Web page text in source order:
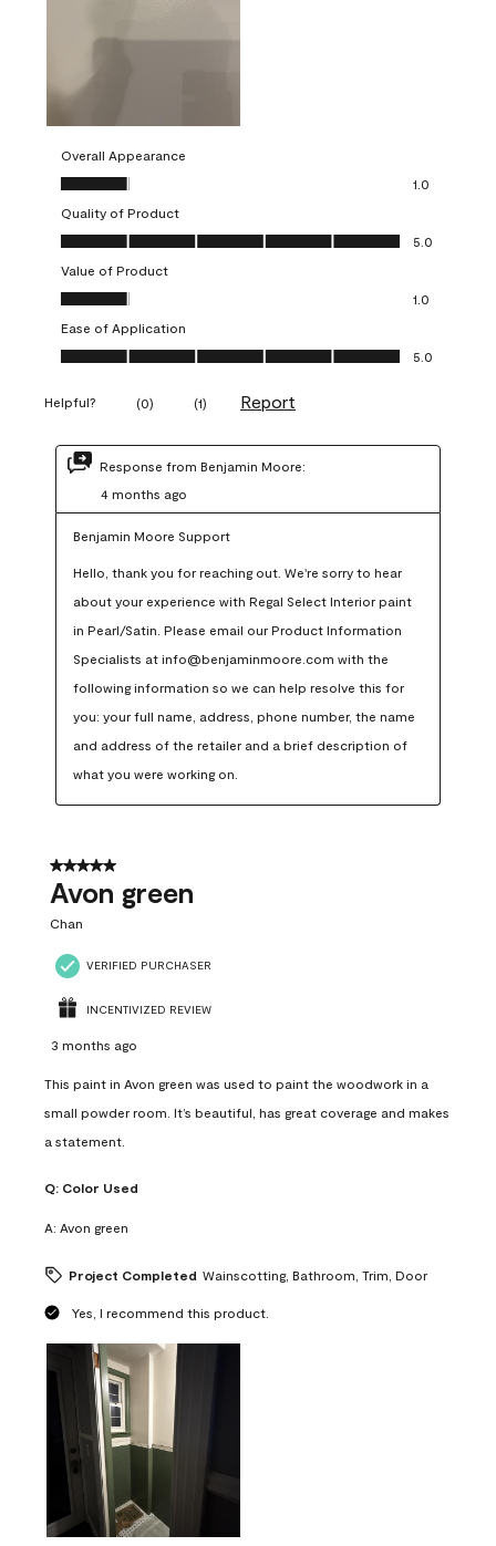
Overall Appearance
Overall Appearance, 1.0 out of 5
1.0
Quality of Product
Quality of Product, 5.0 out of 5
5.0
Value of Product
Value of Product, 1.0 out of 5
1.0
Ease of Application
Ease of Application, 5.0 out of 5
5.0
Helpful? (0) (1) Report
Response from Benjamin Moore:
4 months ago
Benjamin Moore Support
Hello, thank you for reaching out. We're sorry to hear
about your experience with Regal Select Interior paint
in Pearl/Satin. Please email our Product Information
Specialists at info@benjaminmoore.com with the
following information so we can help resolve this for
you: your full name, address, phone number, the name
and address of the retailer and a brief description of
what you were working on.
5 out of 5 stars.
Avon green
Chan
VERIFIED PURCHASER
INCENTIVIZED REVIEW
3 months ago
This paint in Avon green was used to paint the woodwork in a
small powder room. It’s beautiful, has great coverage and makes
a statement.
Q: Color Used
A: Avon green
Project Completed Wainscotting, Bathroom, Trim, Door
Yes, I recommend this product.